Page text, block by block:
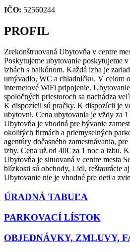
IČO: 52560244
PROFIL
Zrekonštruovaná Ubytovňa v centre
Poskytujeme ubytovanie poskytujeme
izbách s balkónom. Každá izba je
umývadlo, WC a chladničku. V celom
internetové WiFi pripojenie.
spoločných priestoroch sa nachádza
K dispozícii sú pračky. K dispozícii je
ubytovni. Cena ubytovania je vždy za
Ubytovňa je vhodná pre bývanie
okolitých firmách a priemyselných
agentúry dočasného zamestnávania,
izby. Cena už od 40€ za 1 noc a izbu.
Ubytovňa je situovaná v centre mesta
blízkosti sú obchody, Lidl, reštaurácie
Ubytovanie nie je vhodné pre deti a
ÚRADNÁ TABUĽA
PARKOVACÍ LÍSTOK
OBJEDNÁVKY, ZMLUVY,